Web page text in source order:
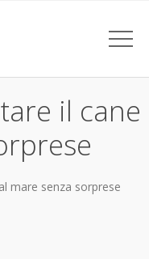
il cane
mare senza sorprese